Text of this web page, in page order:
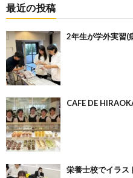
最近の投稿
2年生が学外実習(
CAFE DE
栄養士校でイラス